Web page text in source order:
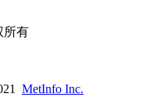
所有
MetInfo Inc.